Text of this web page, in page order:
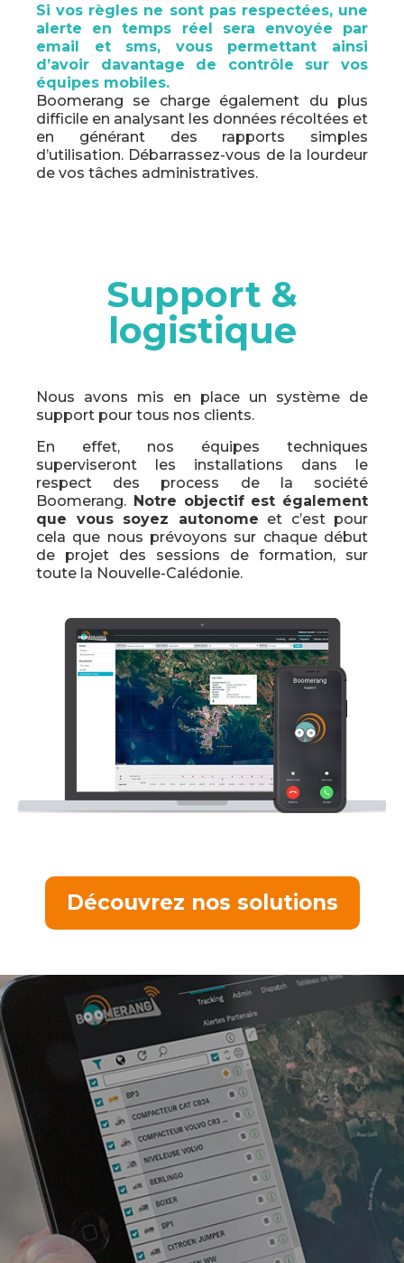
Si vos règles ne sont pas respectées, une
alerte en temps réel sera envoyée par
email et sms, vous permettant ainsi
d’avoir davantage de contrôle sur vos
équipes mobiles.
Boomerang se charge également du plus
difficile en analysant les données récoltées et
en générant des rapports simples
d’utilisation. Débarrassez-vous de la lourdeur
de vos tâches administratives.
Support &
logistique
Nous avons mis en place un système de
support pour tous nos clients.
En effet, nos équipes techniques
superviseront les installations dans le
respect des process de la société
Boomerang. Notre objectif est également
que vous soyez autonome et c’est pour
cela que nous prévoyons sur chaque début
de projet des sessions de formation, sur
toute la Nouvelle-Calédonie.
Découvrez nos solutions